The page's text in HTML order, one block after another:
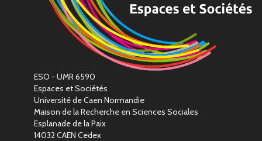
ESO - UMR 6590
Espaces et Sociétés
Université de Caen Normandie
Maison de la Recherche en Sciences Sociales
Esplanade de la Paix
14032 CAEN Cedex